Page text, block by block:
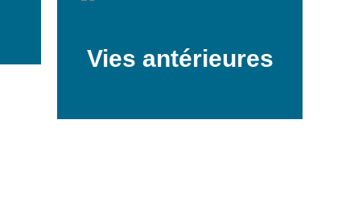
Vies antérieures